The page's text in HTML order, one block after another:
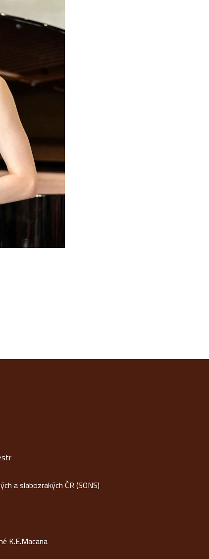
a slabozrakých ČR (SONS)
K.E.Macana